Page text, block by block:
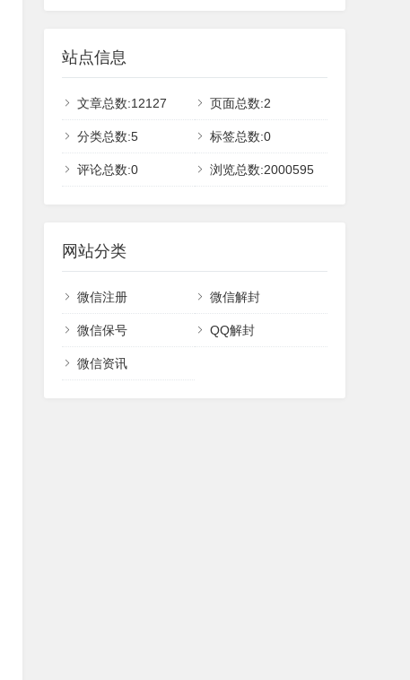
站点信息
文章总数:12127 页面总数:2
分类总数:5 标签总数:0
评论总数:0 浏览总数:2000595
网站分类
微信注册 微信解封
微信保号 QQ解封
微信资讯